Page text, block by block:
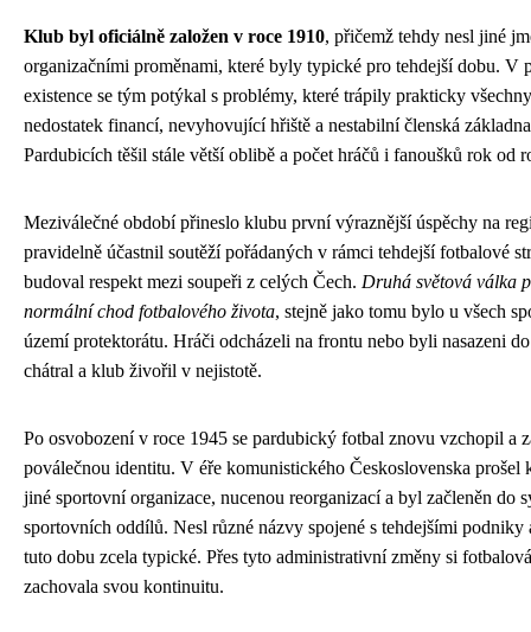
Klub byl oficiálně založen v roce 1910, přičemž tehdy nesl jiné
organizačními proměnami, které byly typické pro tehdejší dobu. V
existence se tým potýkal s problémy, které trápily prakticky
nedostatek financí, nevyhovující hřiště a nestabilní členská
Pardubicích těšil stále větší oblibě a počet hráčů i fanoušků rok od
Meziválečné období přineslo klubu první výraznější úspěchy na
pravidelně účastnil soutěží pořádaných v rámci tehdejší fotbalové
budoval respekt mezi soupeři z celých Čech. Druhá světová válka
normální chod fotbalového života, stejně jako tomu bylo u všech
území protektorátu. Hráči odcházeli na frontu nebo byli nasazeni
chátral a klub živořil v nejistotě.
Po osvobození v roce 1945 se pardubický fotbal znovu vzchopil a
poválečnou identitu. V éře komunistického Československa prošel
jiné sportovní organizace, nucenou reorganizací a byl začleněn do
sportovních oddílů. Nesl různé názvy spojené s tehdejšími
tuto dobu zcela typické. Přes tyto administrativní změny si
zachovala svou kontinuitu.